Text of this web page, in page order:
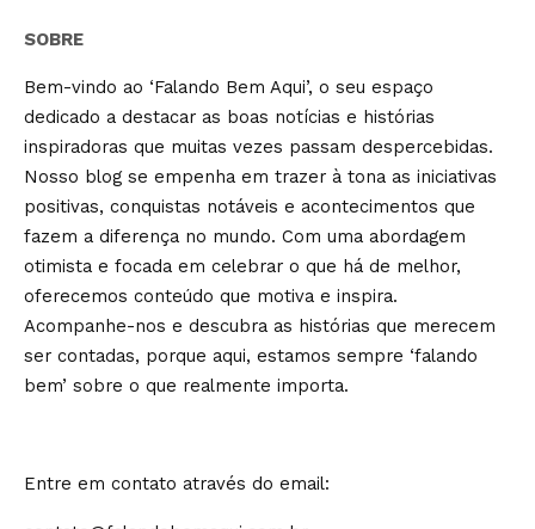
SOBRE
Bem-vindo ao ‘Falando Bem Aqui’, o seu espaço
dedicado a destacar as boas notícias e histórias
inspiradoras que muitas vezes passam despercebidas.
Nosso blog se empenha em trazer à tona as iniciativas
positivas, conquistas notáveis e acontecimentos que
fazem a diferença no mundo. Com uma abordagem
otimista e focada em celebrar o que há de melhor,
oferecemos conteúdo que motiva e inspira.
Acompanhe-nos e descubra as histórias que merecem
ser contadas, porque aqui, estamos sempre ‘falando
bem’ sobre o que realmente importa.
Entre em contato através do email: